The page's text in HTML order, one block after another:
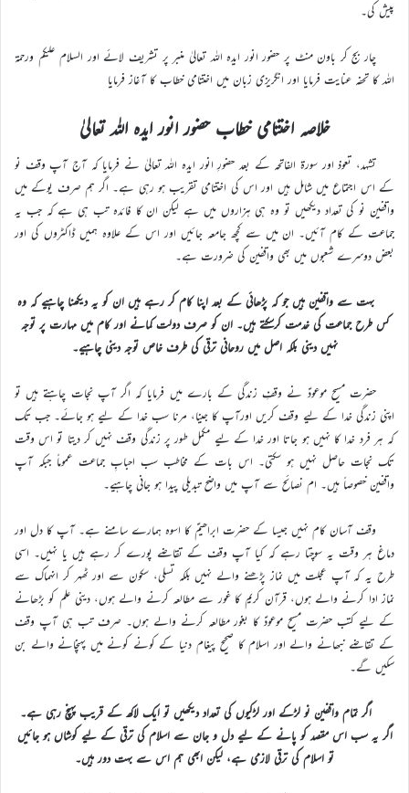
پیش کی۔
چار بج کر باون منٹ پر حضور انور ایده الله تعالیٰ منبر پر تشریف لائے اور السلام علیکم ورحمۃ
اللہ کا تحفہ عنایت فرمایا اور انگریزی زبان میں اختتامی خطاب کا آغاز فرمایا
خلاصہ اختتامی خطاب حضور انور ایدہ اللہ تعالیٰ
تشہد، تعوذ اور سورۃ الفاتحہ کے بعد حضورِ انور ایدہ اللہ تعالیٰ نے فرمایا کہ آج آپ وقف نو
کے اس اجتماع میں شامل ہیں اور اس کی اختتامی تقریب ہو رہی ہے۔ اگر ہم صرف یوکے میں
واقفین نو کی تعداد دیکھیں تو وہ ہی ہزاروں میں ہے لیکن ان کا فائدہ تب ہی ہے کہ جب یہ
جماعت کے کام آئیں۔ ان میں سے کچھ جامعہ جائیں اور اس کے علاوہ ہمیں ڈاکٹروں کی اور
بعض دوسرے شعبوں میں بھی واقفین کی ضرورت ہے۔
بہت سے واقفین ہیں جو کہ پڑھائی کے بعد اپنا کام کر رہے ہیں ان کو یہ دیکھنا چاہیے کہ وہ
کس طرح جماعت کی خدمت کرسکتے ہیں۔ ان کو صرف دولت کمانے اور کام میں مہارت پر توجہ
نہیں دینی بلکہ اصل میں روحانی ترقی کی طرف خاص توجہ دینی چاہیے۔
حضرت مسیح موعودؑ نے وقفِ زندگی کے بارے میں فرمایا کہ اگر آپ نجات چاہتے ہیں تو
اپنی زندگی خدا کے لیے وقف کریں اورآپ کا جینا، مرنا سب خدا کے لیے ہو جائے۔ جب تک
کہ ہر فرد خدا کا نہیں ہو جاتا اور خدا کے لیے مکمل طور پر زندگی وقف نہیں کر دیتا تو اس وقت
تک نجات حاصل نہیں ہو سکتی۔ اس بات کے مخاطب سب احبابِ جماعت عموماً جبکہ آپ
واقفین خصوصاً ہیں۔ ام نصائح سے آپ میں واضح تبدیلی پیدا ہو جانی چاہیے۔
وقف آسان کام نہیں جیسا کے حضرت ابراھیمؑ کا اسوہ ہمارے سامنے ہے۔ آپ کا دل اور
دماغ ہر وقت یہ سوچتا رہے کہ کیا آپ وقف کے تقاضے پورے کر رہے ہیں یا نہیں۔ اسی
طرح یہ کہ آپ عجلت میں نماز پڑھنے والے نہیں بلکہ تسلی، سکون سے اور ٹھہر کر انہماک سے
نماز ادا کرنے والے ہوں، قرآن کریم کا غور سے مطالعہ کرنے والے ہوں، دینی علم کو بڑھانے
کے لیے کتب حضرت مسیح موعودؑ کا بغور مطالعہ کرنے والے ہوں۔ صرف تب ہی آپ وقف
کے تقاضے نبھانے والے اور اسلام کا صحیح پیغام دنیا کے کونے کونے میں پہنچانے والے بن
سکیں گے۔
اگر تمام واقفین نو لڑکے اور لڑکیوں کی تعداد دیکھیں تو ایک لاکھ کے قریب پہنچ رہی ہے۔
اگر یہ سب اس مقصد کو پانے کے لیے دل و جان سے اسلام کی ترقی کے لیے کوشاں ہو جائیں
تو اسلام کی ترقی لازمی ہے، لیکن ابھی ہم اس سے بہت دور ہیں۔